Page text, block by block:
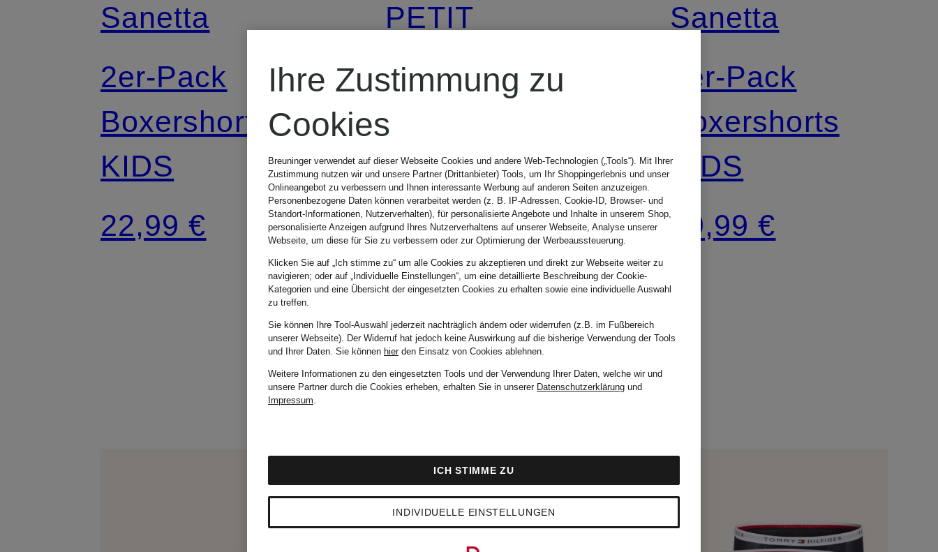
Sanetta
2er-Pack
Boxershorts
KIDS
22,99 €
PETIT
BATEAU
5er-Pack Slips
KIDS
ab 37 €
Sanetta
2er-Pack
Boxershorts
KIDS
19,99 €
Ihre Zustimmung zu
Cookies
Breuninger verwendet auf dieser Webseite Cookies und andere Web-Technologien („Tools“). Mit Ihrer
Zustimmung nutzen wir und unsere Partner (Drittanbieter) Tools, um Ihr Shoppingerlebnis und unser
Onlineangebot zu verbessern und Ihnen interessante Werbung auf anderen Seiten anzuzeigen.
Personenbezogene Daten können verarbeitet werden (z. B. IP-Adressen, Cookie-ID, Browser- und
Standort-Informationen, Nutzerverhalten), für personalisierte Angebote und Inhalte in unserem Shop,
personalisierte Anzeigen aufgrund Ihres Nutzerverhaltens auf unserer Webseite, Analyse unserer
Webseite, um diese für Sie zu verbessern oder zur Optimierung der Werbeaussteuerung.
Klicken Sie auf „Ich stimme zu“ um alle Cookies zu akzeptieren und direkt zur Webseite weiter zu
navigieren; oder auf „Individuelle Einstellungen“, um eine detaillierte Beschreibung der Cookie-
Kategorien und eine Übersicht der eingesetzten Cookies zu erhalten sowie eine individuelle Auswahl
zu treffen.
Sie können Ihre Tool-Auswahl jederzeit nachträglich ändern oder widerrufen (z.B. im Fußbereich
unserer Webseite). Der Widerruf hat jedoch keine Auswirkung auf die bisherige Verwendung der Tools
und Ihrer Daten. Sie können hierden Einsatz von Cookies ablehnen.
Weitere Informationen zu den eingesetzten Tools und der Verwendung Ihrer Daten, welche wir und
unsere Partner durch die Cookies erheben, erhalten Sie in unserer Datenschutzerklärung und
Impressum.
INDIVIDUELLE EINSTELLUNGEN
ICH STIMME ZU